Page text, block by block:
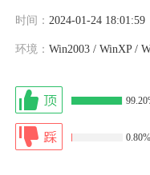
时间： 2024-01-24 18:01:59
环境： Win2003 / WinXP /
0.80%